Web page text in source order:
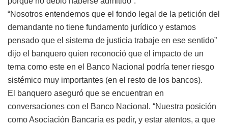
“Nosotros entendemos que el fondo legal de la petición del
demandante no tiene fundamento jurídico y estamos
pensado que el sistema de justicia trabaje en ese sentido”
dijo el banquero quien reconoció que el impacto de un
tema como este en el Banco Nacional podría tener riesgo
sistémico muy importantes (en el resto de los bancos).
El banquero aseguró que se encuentran en
conversaciones con el Banco Nacional. “Nuestra posición
como Asociación Bancaria es pedir, y estar atentos, a que